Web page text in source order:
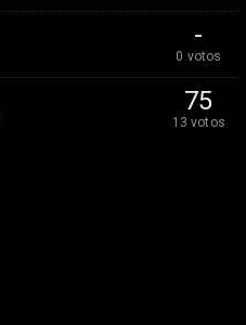
-
0 votos
75
13 votos